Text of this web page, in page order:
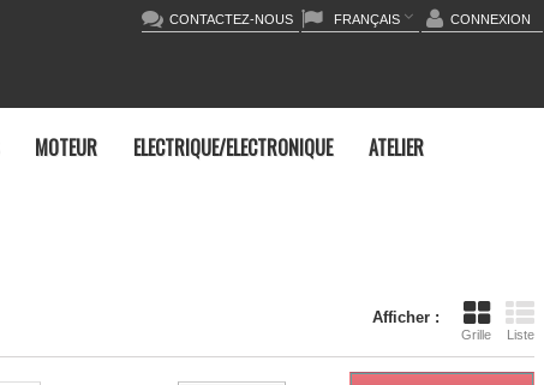
CONNEXION
FRANÇAIS
CONTACTEZ-NOUS
MOTEUR ELECTRIQUE/ELECTRONIQUE ATELIER
Afficher :
Grille Liste